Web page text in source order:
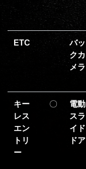
ETC
バッ
クカ
メラ
キー
レス
エン
トリ
ー
〇
電動
スラ
イド
ドア